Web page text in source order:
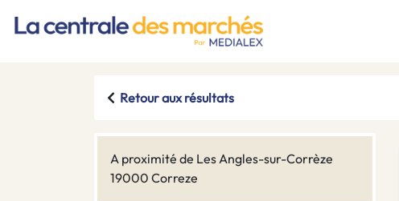
Retour aux résultats
A proximité de Les Angles-sur-Corrèze
19000 Correze